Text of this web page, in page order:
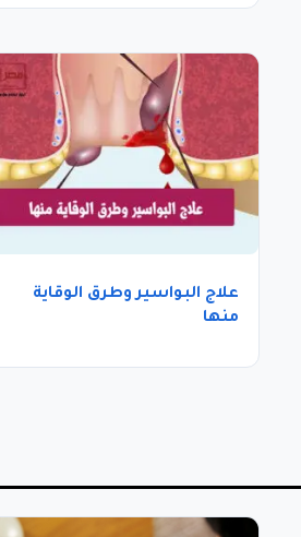
علاج البواسير وطرق الوقاية
منها